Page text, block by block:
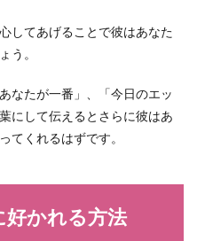
してあげることで彼はあなた
う。
なたが一番」、「今日のエッ
にして伝えるとさらに彼はあ
てくれるはずです。
好かれる方法